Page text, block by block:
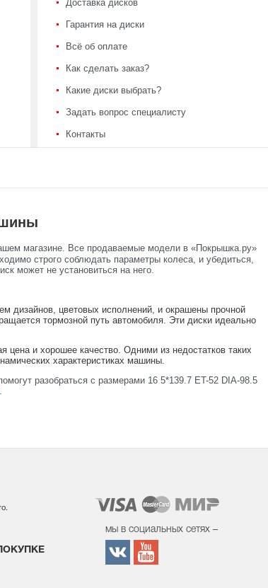
Доставка дисков
Гарантия на диски
Всё об оплате
Как сделать заказ?
Какие диски выбрать?
Задать вопрос специалисту
Контакты
магазине. Все продаваемые модели в «Покрышка.ру»
строго соблюдать параметры колеса, и убедиться,
может не установиться на него.
дизайнов, цветовых исполнений, и окрашены прочной
тормозной путь автомобиля. Эти диски идеально
и хорошее качество. Одними из недостатков таких
характеристиках машины.
разобраться с размерами 16 5*139.7 ET-52 DIA-98.5
мы в социальных сетях –